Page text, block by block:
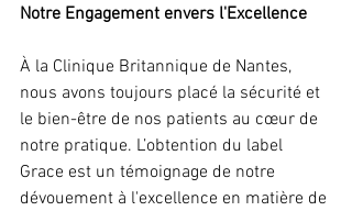
Notre Engagement envers l'Excellence
À la Clinique Britannique de Nantes,
nous avons toujours placé la sécurité et
le bien-être de nos patients au cœur de
notre pratique. L’obtention du label
Grace est un témoignage de notre
dévouement à l'excellence en matière de